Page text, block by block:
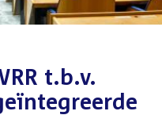
t.b.v.